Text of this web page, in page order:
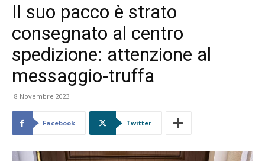
Il suo pacco è strato
consegnato al centro
spedizione: attenzione al
messaggio-truffa
8 Novembre 2023
Facebook Twitter